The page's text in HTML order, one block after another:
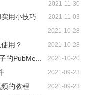
2021-11-30
用小技巧 2021-11-03
2021-10-28
用？ 2021-10-28
的PubMe... 2021-10-20
2021-09-23
的教程 2021-09-23